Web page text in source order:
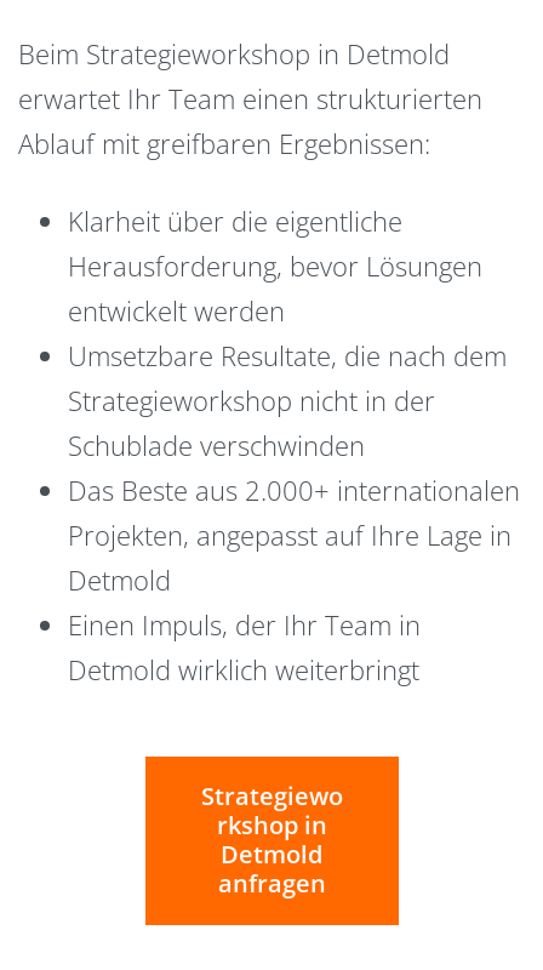
Beim Strategieworkshop in Detmold
erwartet Ihr Team einen strukturierten
Ablauf mit greifbaren Ergebnissen:
Klarheit über die eigentliche
Herausforderung, bevor Lösungen
entwickelt werden
Umsetzbare Resultate, die nach dem
Strategieworkshop nicht in der
Schublade verschwinden
Das Beste aus 2.000+ internationalen
Projekten, angepasst auf Ihre Lage in
Detmold
Einen Impuls, der Ihr Team in
Detmold wirklich weiterbringt
Strategiewo
rkshop in
Detmold
anfragen